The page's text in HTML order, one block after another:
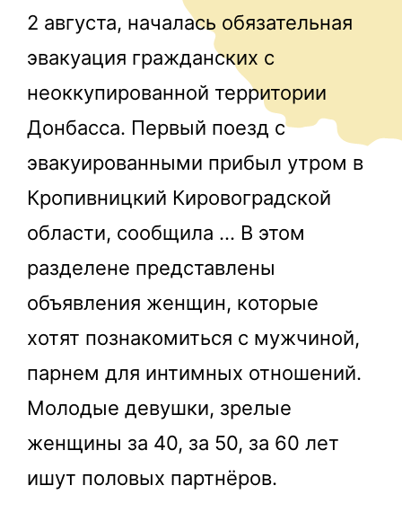
2 августа, началась обязательная
эвакуация гражданских с
неоккупированной территории
Донбасса. Первый поезд с
эвакуированными прибыл утром в
Кропивницкий Кировоградской
области, сообщила … В этом
разделене представлены
объявления женщин, которые
хотят познакомиться с мужчиной,
парнем для интимных отношений.
Молодые девушки, зрелые
женщины за 40, за 50, за 60 лет
ишут половых партнёров.